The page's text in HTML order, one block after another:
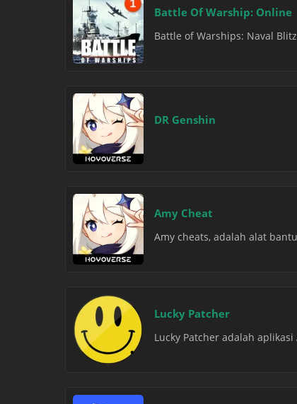
Battle Of Warship: Online
Battle of Warships: Naval
DR Genshin
Amy Cheat
Amy cheats, adalah alat
Lucky Patcher
Lucky Patcher adalah